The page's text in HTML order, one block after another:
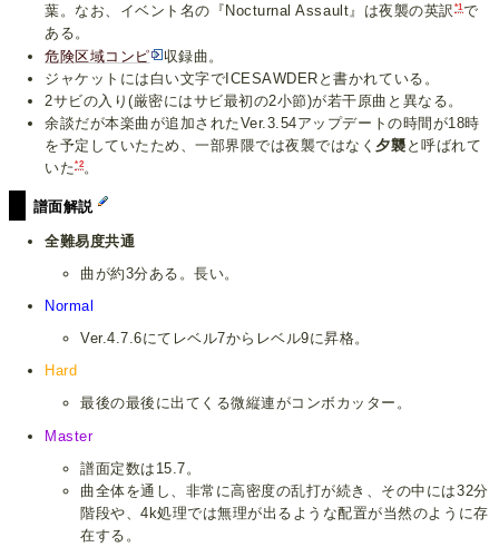
葉。なお、イベント名の『Nocturnal Assault』は夜襲の英訳 *1で
ある。
危険区域コンピ
収録曲。
ジャケットには白い文字でICESAWDERと書かれている。
2サビの入り(厳密にはサビ最初の2小節)が若干原曲と異なる。
余談だが本楽曲が追加されたVer.3.54アップデートの時間が18時
を予定していたため、一部界隈では夜襲ではなく 夕襲 と呼ばれて
いた*2。
譜面解説
全難易度共通
曲が約3分ある。長い。
Normal
Ver.4.7.6にてレベル7からレベル9に昇格。
Hard
最後の最後に出てくる微縦連がコンボカッター。
Master
譜面定数は15.7。
曲全体を通し、非常に高密度の乱打が続き、その中には32分
階段や、4k処理では無理が出るような配置が当然のように存
在する。